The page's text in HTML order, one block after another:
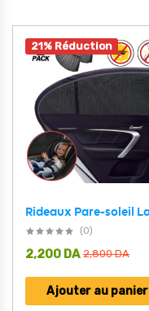
21% Réduction
(0)
2,800DA
2,200 DA
Ajouter au panier